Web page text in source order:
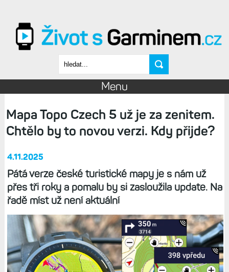
Vyhledávání
Menu
Mapa Topo Czech 5 už je za zenitem.
Chtělo by to novou verzi. Kdy přijde?
4.11.2025
Pátá verze české turistické mapy je s nám už
přes tři roky a pomalu by si zasloužila update. Na
řadě míst už není aktuální